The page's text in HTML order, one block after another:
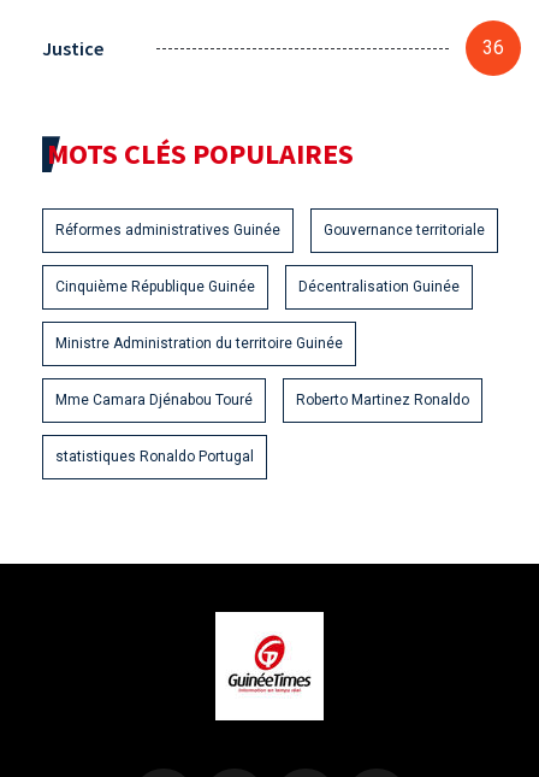
Justice 36
MOTS CLÉS POPULAIRES
Réformes administratives Guinée Gouvernance territoriale
Cinquième République Guinée Décentralisation Guinée
Ministre Administration du territoire Guinée
Mme Camara Djénabou Touré Roberto Martinez Ronaldo
statistiques Ronaldo Portugal